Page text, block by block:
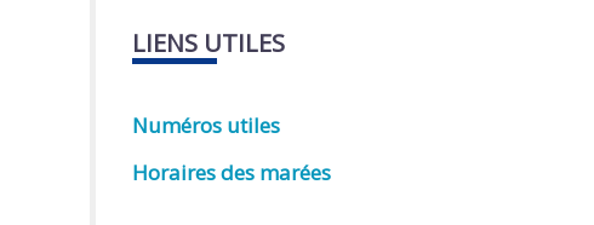
LIENS UTILES
Numéros utiles
Horaires des marées